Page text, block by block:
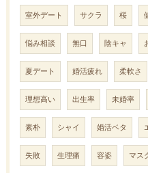
室外デート サクラ 桜
悩み相談 無口 陰キャ
夏デート 婚活疲れ 柔軟さ
理想高い 出生率 未婚率
素朴 シャイ 婚活ベタ
失敗 生理痛 容姿 マス